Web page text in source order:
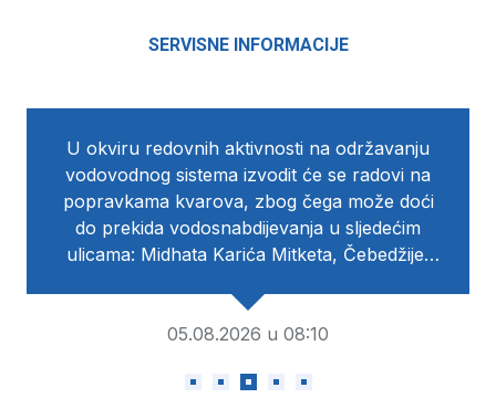
SERVISNE INFORMACIJE
U okviru redovnih aktivnosti na održavanju
vodovodnog sistema izvodit će se radovi na
popravkama kvarova, zbog čega može doći
do prekida vodosnabdijevanja u sljedećim
ulicama: Midhata Karića Mitketa, Čebedžije,
Balibegovica, Hrvatin, Bistrički Put, Zenik,
Rakovička cesta, Bečarevo čoše, Ablagin
Ahmetovića. Normalizaciju u
05.08.2026 u 08:10